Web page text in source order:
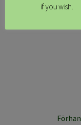
if you wish.